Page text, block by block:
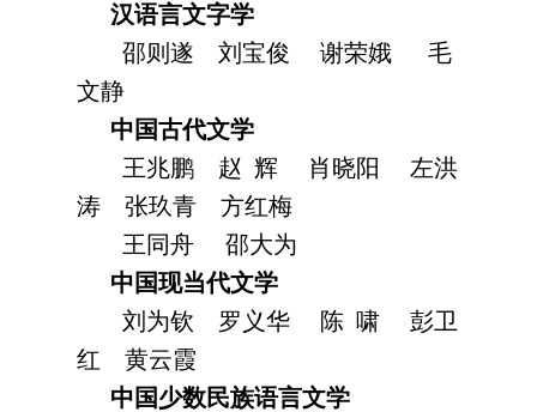
汉语言文字学
邵则遂
刘宝俊 谢荣娥
毛
文静
中国古代文学
王兆鹏
赵 辉 肖晓阳
左洪
涛
张玖青
方红梅
王同舟
邵大为
中国现当代文学
刘为钦
罗义华 陈 啸
彭卫
红
黄云霞
中国少数民族语言文学